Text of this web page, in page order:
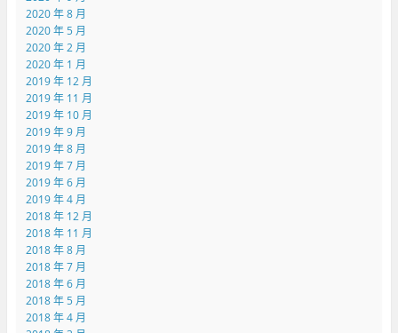
2020 年 8 月
2020 年 5 月
2020 年 2 月
2020 年 1 月
2019 年 12 月
2019 年 11 月
2019 年 10 月
2019 年 9 月
2019 年 8 月
2019 年 7 月
2019 年 6 月
2019 年 4 月
2018 年 12 月
2018 年 11 月
2018 年 8 月
2018 年 7 月
2018 年 6 月
2018 年 5 月
2018 年 4 月